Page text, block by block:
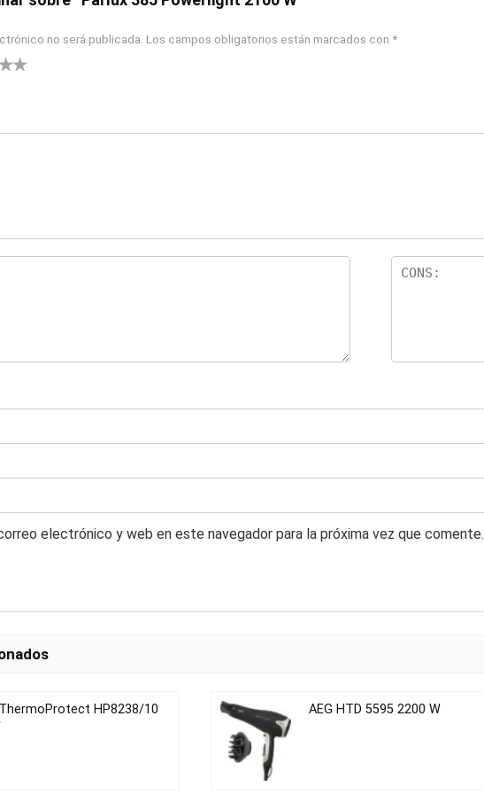
no será publicada. Los campos obligatorios están marcados con *
electrónico y web en este navegador para la próxima vez que comente.
HP8238/10
AEG HTD 5595 2200 W